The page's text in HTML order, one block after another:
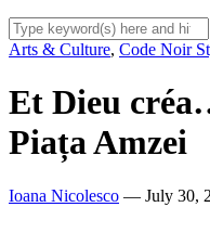
Arts & Culture, Code Noir
Et Dieu
Piața Amzei
Ioana Nicolesco — July 30,